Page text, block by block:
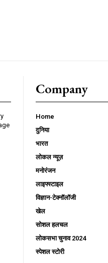
Company
Home
दुनिया
भारत
लोकल न्यूज़
मनोरंजन
लाइफ्स्टाइल
विज्ञान-टेक्नॉलॉजी
खेल
सोशल हलचल
लोकसभा चुनाव 2024
स्पेशल स्टोरी